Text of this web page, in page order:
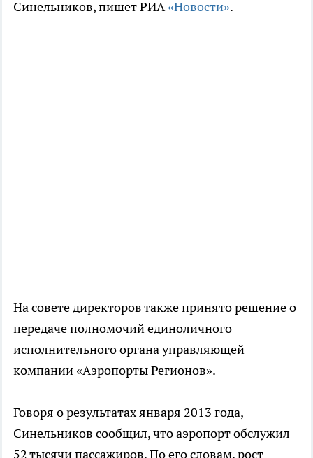
Синельников, пишет РИА«Новости».
На совете директоров также принято решение о
передаче полномочий единоличного
исполнительного органа управляющей
компании «Аэропорты Регионов».
Говоря о результатах января 2013 года,
Синельников сообщил, что аэропорт обслужил
52 тысячи пассажиров. По его словам, рост